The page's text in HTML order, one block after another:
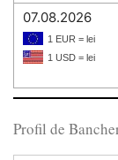
07.08.2026
1 EUR = lei
1 USD = lei
Profil de